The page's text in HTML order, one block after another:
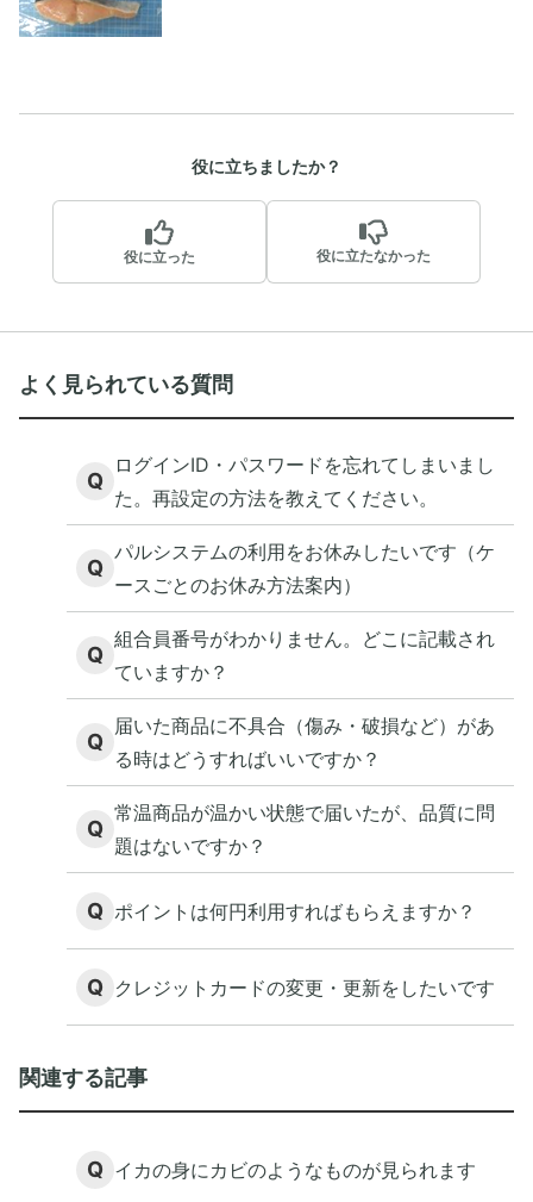
役に立ちましたか？
役に立った 役に立たなかった
よく見られている質問
Q
ログインID・パスワードを忘れてしまいまし
た。再設定の方法を教えてください。
Q
パルシステムの利用をお休みしたいです（ケ
ースごとのお休み方法案内）
Q
組合員番号がわかりません。どこに記載され
ていますか？
Q
届いた商品に不具合（傷み・破損など）があ
る時はどうすればいいですか？
Q
常温商品が温かい状態で届いたが、品質に問
題はないですか？
Q ポイントは何円利用すればもらえますか？
Q クレジットカードの変更・更新をしたいです
関連する記事
Q イカの身にカビのようなものが見られます